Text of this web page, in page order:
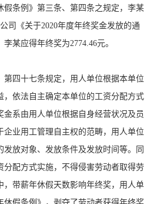
假条例》第三条、第四条之规定，李某
司《关于2020年度年终奖金发放的通
某应得年终奖为2774.46元。
第四十七条规定，用人单位根据本单位
，依法自主确定本单位的工资分配方式
系由用人单位根据自身经营状况及员
企业用工管理自主权的范畴，用人单位
发放对象、发放条件及发放时间等。同
分配方式实施，不得侵害劳动者取得劳
，带薪年休假天数影响年终奖，用人单